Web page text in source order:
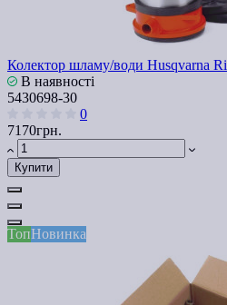
Колектор шламу/води Husqvarna
В наявності
5430698-30
0
7170грн.
Купити
ТопНовинка